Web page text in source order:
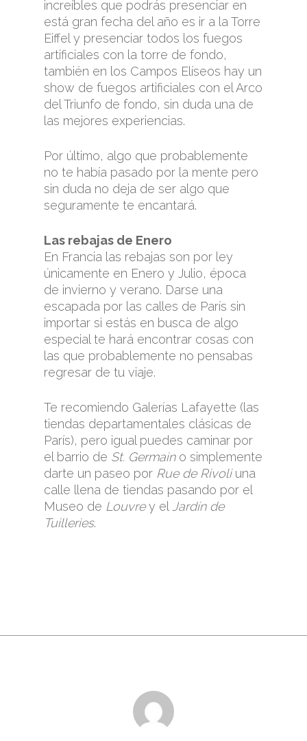
increíbles que podrás presenciar en
está gran fecha del año es ir a la Torre
Eiffel y presenciar todos los fuegos
artificiales con la torre de fondo,
también en los Campos Elíseos hay un
show de fuegos artificiales con el Arco
del Triunfo de fondo, sin duda una de
las mejores experiencias.
Por último, algo que probablemente
no te había pasado por la mente pero
sin duda no deja de ser algo que
seguramente te encantará.
Las rebajas de Enero
En Francia las rebajas son por ley
únicamente en Enero y Julio, época
de invierno y verano. Darse una
escapada por las calles de París sin
importar si estás en busca de algo
especial te hará encontrar cosas con
las que probablemente no pensabas
regresar de tu viaje.
Te recomiendo Galerías Lafayette (las
tiendas departamentales clásicas de
París), pero igual puedes caminar por
el barrio de St. Germaino simplemente
darte un paseo por Rue de Rivoliuna
calle llena de tiendas pasando por el
Museo de Louvrey el
Jardín de
Tuilleries.